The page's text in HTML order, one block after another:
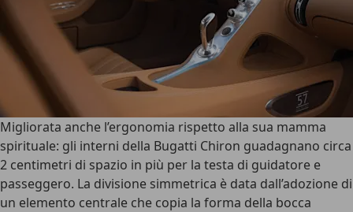
Migliorata anche l’ergonomia rispetto alla sua mamma
spirituale: gli interni della Bugatti Chiron guadagnano circa
2 centimetri di spazio in più per la testa di guidatore e
passeggero. La divisione simmetrica è data dall’adozione di
un elemento centrale che copia la forma della bocca